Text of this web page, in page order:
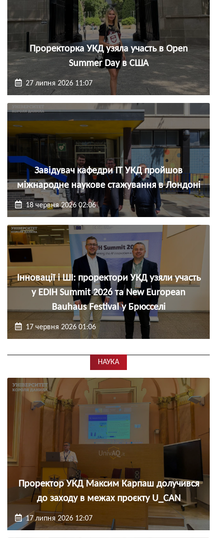
Проректорка УКД узяла участь в Open
Summer Day в США
27 липня 2026 11:07
Завідувач кафедри ІТ УКД пройшов
міжнародне наукове стажування в Лондоні
18 червня 2026 02:06
Інновації і ШІ: проректори УКД узяли участь
у EDIH Summit 2026 та New European
Bauhaus Festival у Брюсселі
17 червня 2026 01:06
НАУКА
Проректор УКД Максим Карпаш долучився
до заходу в межах проєкту U_CAN
17 липня 2026 12:07